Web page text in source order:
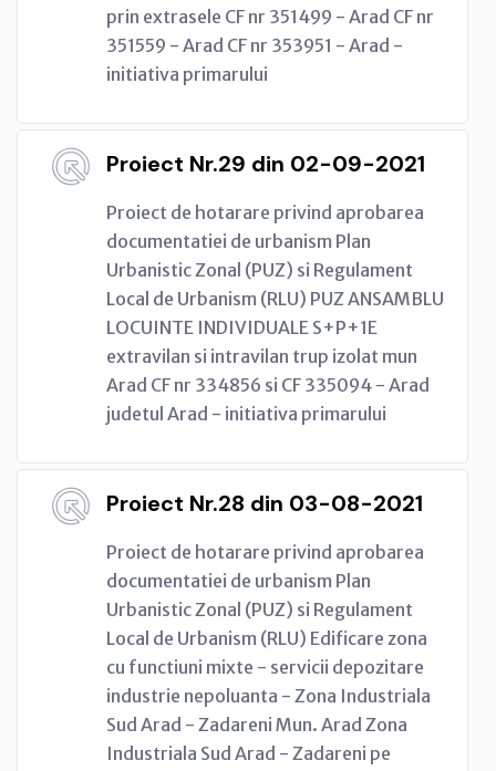
prin extrasele CF nr 351499 - Arad CF nr
351559 - Arad CF nr 353951 - Arad -
initiativa primarului
Proiect Nr.29 din 02-09-2021
Proiect de hotarare privind aprobarea
documentatiei de urbanism Plan
Urbanistic Zonal (PUZ) si Regulament
Local de Urbanism (RLU) PUZ ANSAMBLU
LOCUINTE INDIVIDUALE S+P+1E
extravilan si intravilan trup izolat mun
Arad CF nr 334856 si CF 335094 - Arad
judetul Arad - initiativa primarului
Proiect Nr.28 din 03-08-2021
Proiect de hotarare privind aprobarea
documentatiei de urbanism Plan
Urbanistic Zonal (PUZ) si Regulament
Local de Urbanism (RLU) Edificare zona
cu functiuni mixte - servicii depozitare
industrie nepoluanta - Zona Industriala
Sud Arad - Zadareni Mun. Arad Zona
Industriala Sud Arad - Zadareni pe